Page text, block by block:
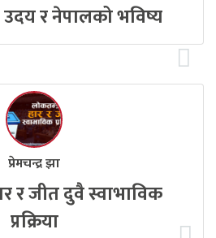
र नेपालको भविष्य
प्रेमचन्द्र झा
र जीत दुवै स्वाभाविक
प्रक्रिया